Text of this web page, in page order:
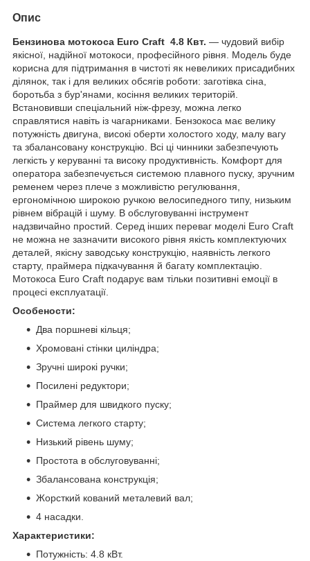
Опис
Бензинова мотокоса Euro Craft 4.8 Квт. — чудовий вибір
якісної, надійної мотокоси, професійного рівня. Модель буде
корисна для підтримання в чистоті як невеликих присадибних
ділянок, так і для великих обсягів роботи: заготівка сіна,
боротьба з бур'янами, косіння великих територій.
Встановивши спеціальний ніж-фрезу, можна легко
справлятися навіть із чагарниками. Бензокоса має велику
потужність двигуна, високі оберти холостого ходу, малу вагу
та збалансовану конструкцію. Всі ці чинники забезпечують
легкість у керуванні та високу продуктивність. Комфорт для
оператора забезпечується системою плавного пуску, зручним
ременем через плече з можливістю регулювання,
ергономічною широкою ручкою велосипедного типу, низьким
рівнем вібрацій і шуму. В обслуговуванні інструмент
надзвичайно простий. Серед інших переваг моделі Euro Craft
не можна не зазначити високого рівня якість комплектуючих
деталей, якісну заводську конструкцію, наявність легкого
старту, праймера підкачування й багату комплектацію.
Мотокоса Euro Craft подарує вам тільки позитивні емоції в
процесі експлуатації.
Особености:
Два поршневі кільця;
Хромовані стінки циліндра;
Зручні широкі ручки;
Посилені редуктори;
Праймер для швидкого пуску;
Система легкого старту;
Низький рівень шуму;
Простота в обслуговуванні;
Збалансована конструкція;
Жорсткий кований металевий вал;
4 насадки.
Характеристики:
Потужність: 4.8 кВт.